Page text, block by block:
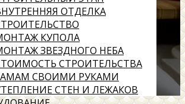
ОТДЕЛКА
КУПОЛА
ЗВЕЗДНОГО НЕБА
СТРОИТЕЛЬСТВА
СВОИМИ РУКАМИ
СТЕН И ЛЕЖАКОВ